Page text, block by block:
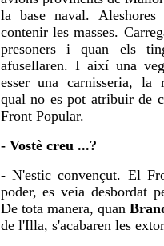
la base naval.
contenir les masses.
presoners i quan els
afusellaren. I així una
esser una carnisseria, la
qual no es pot atribuir de
Front Popular.
- Vostè creu ...?
- N'estic convençut. El
poder, es veia desbordat
De tota manera, quan
de l'Illa, s'acabaren les